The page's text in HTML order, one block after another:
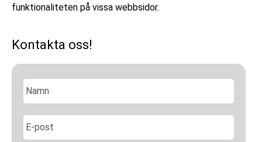
funktionaliteten på vissa webbsidor.
Kontakta oss!
N
a
n
*
E
-